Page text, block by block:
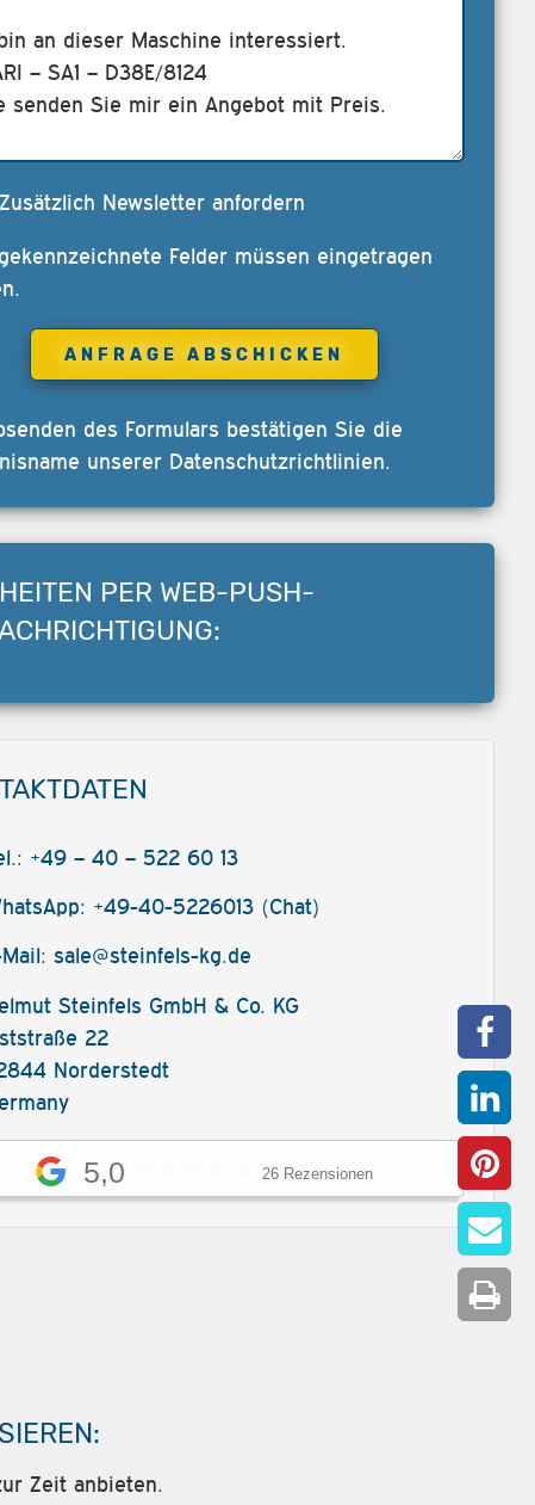
Zusätzlich Newsletter anfordern
Felder müssen eingetragen
des Formulars bestätigen Sie die
unserer Datenschutzrichtlinien.
PER WEB-PUSH-
+49 – 40 – 522 60 13
+49-40-5226013 (Chat)
Mail:sale@steinfels-kg.de
Steinfels GmbH & Co. KG
22
Norderstedt
5,0 26 Rezensionen
Zeit anbieten.